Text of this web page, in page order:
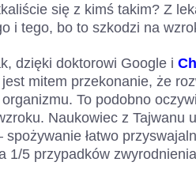
się z kimś takim? Z
i tego, bo to szkodzi na
dzięki doktorowi Google i
mitem przekonanie, że
To podobno
Naukowiec z Tajwanu
spożywanie łatwo
1/5 przypadków